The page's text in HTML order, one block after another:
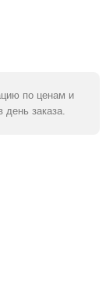
по ценам и
заказа.